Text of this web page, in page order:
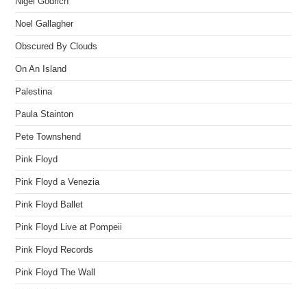
Noel Gallagher
Obscured By Clouds
On An Island
Palestina
Paula Stainton
Pete Townshend
Pink Floyd
Pink Floyd a Venezia
Pink Floyd Ballet
Pink Floyd Live at Pompeii
Pink Floyd Records
Pink Floyd The Wall